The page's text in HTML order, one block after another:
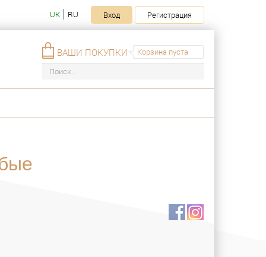
UK RU Вход Регистрация
Корзина пуста
ВАШИ ПОКУПКИ